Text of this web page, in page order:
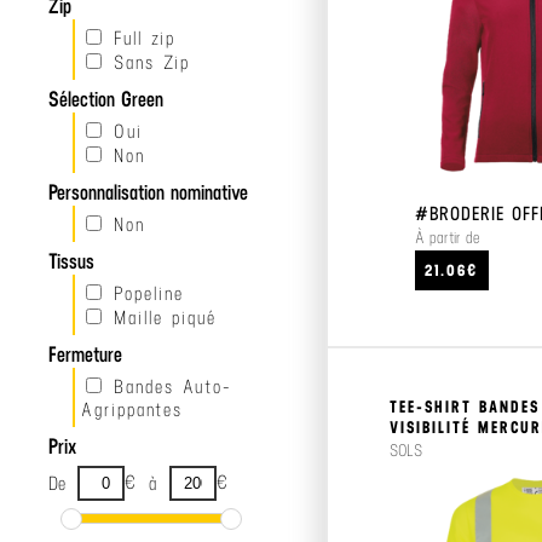
Zip
Full zip
Sans Zip
Sélection Green
Oui
Non
Personnalisation nominative
Non
Tissus
Popeline
Maille piqué
Fermeture
Bandes Auto-
Agrippantes
Prix
De € à €
#BRODERIE
À partir de
21.06€
TEE-SHIRT
VISIBILITÉ
SOLS